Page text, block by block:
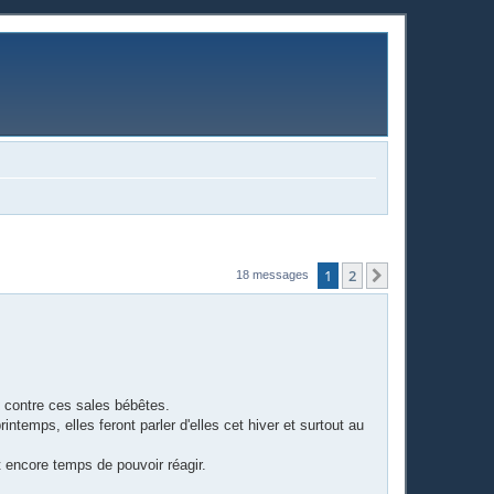
18 messages 1 2
ces sales bébêtes.
elles feront parler d'elles cet hiver et surtout au
temps de pouvoir réagir.